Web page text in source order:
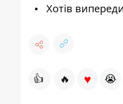
Хотів
👍 🔥 ♥ 😭